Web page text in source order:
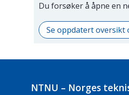
Du forsøker å åpne en
Se oppdatert oversikt
NTNU – Norges